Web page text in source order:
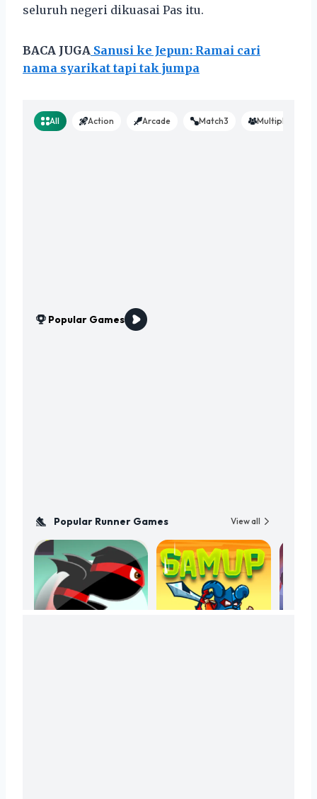
seluruh negeri dikuasai Pas itu.
BACA JUGA Sanusi ke Jepun: Ramai cari
nama syarikat tapi tak jumpa